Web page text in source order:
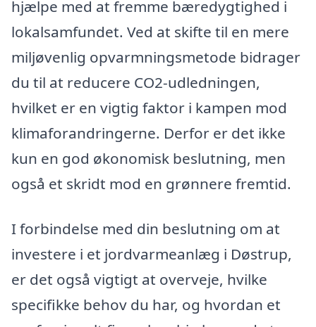
hjælpe med at fremme bæredygtighed i
lokalsamfundet. Ved at skifte til en mere
miljøvenlig opvarmningsmetode bidrager
du til at reducere CO2-udledningen,
hvilket er en vigtig faktor i kampen mod
klimaforandringerne. Derfor er det ikke
kun en god økonomisk beslutning, men
også et skridt mod en grønnere fremtid.
I forbindelse med din beslutning om at
investere i et jordvarmeanlæg i Døstrup,
er det også vigtigt at overveje, hvilke
specifikke behov du har, og hvordan et